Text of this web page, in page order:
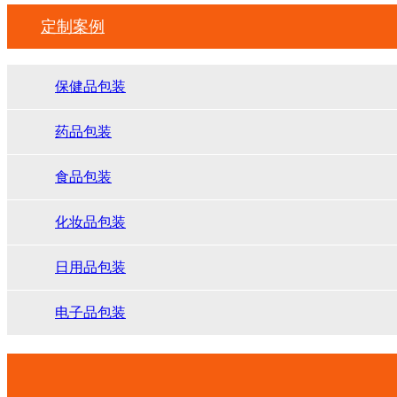
定制案例
保健品包装
药品包装
食品包装
化妆品包装
日用品包装
电子品包装